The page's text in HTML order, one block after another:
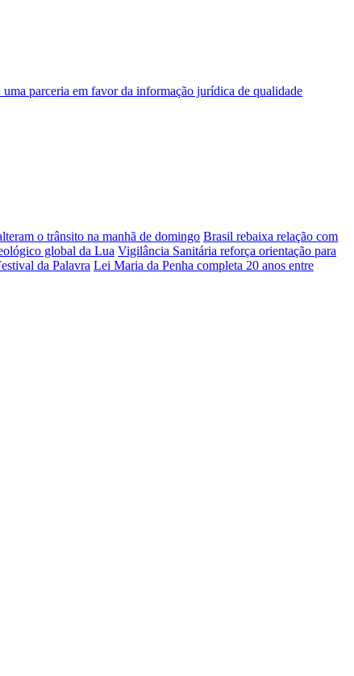
o trânsito na manhã de domingo Brasil rebaixa relação com
global da Lua Vigilância Sanitária reforça orientação para
da Palavra Lei Maria da Penha completa 20 anos entre